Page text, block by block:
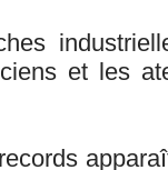
et les